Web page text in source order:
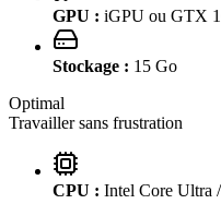
GPU : iGPU ou GTX
Stockage : 15 Go
Optimal
Travailler sans frustration
CPU : Intel Core Ultra